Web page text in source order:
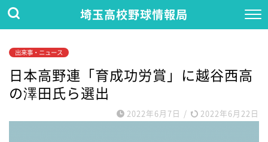
埼玉高校野球情報局
出来事・ニュース
日本高野連「育成功労賞」に越谷西高
の澤田氏ら選出
2022年6月7日 / 2022年6月22日